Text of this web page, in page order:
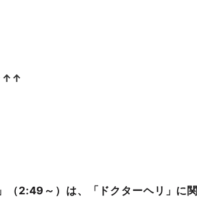
（2:49～）は、「ドクターヘリ」に関